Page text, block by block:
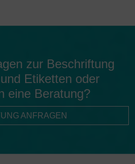
zur Beschriftung
Etiketten oder
eine Beratung?
ANFRAGEN